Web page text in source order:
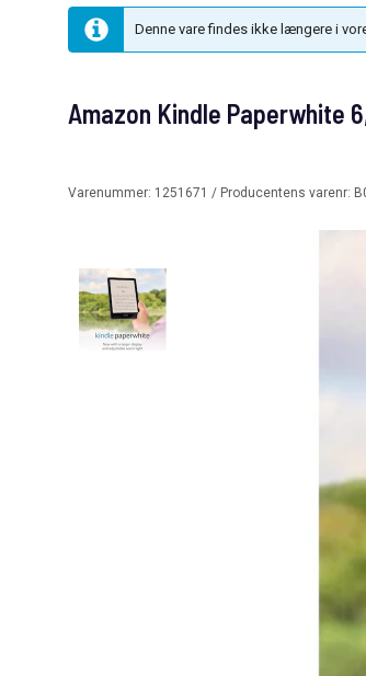
Denne vare findes ikke længere i
Amazon Kindle Paperwhite
Varenummer: 1251671 / Producentens varenr: